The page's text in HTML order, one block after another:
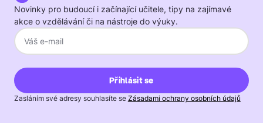
Novinky pro budoucí i začínající učitele, tipy na zajímavé
akce o vzdělávání či na nástroje do výuky.
Zasláním své adresy souhlasíte se Zásadami ochrany osobních údajů